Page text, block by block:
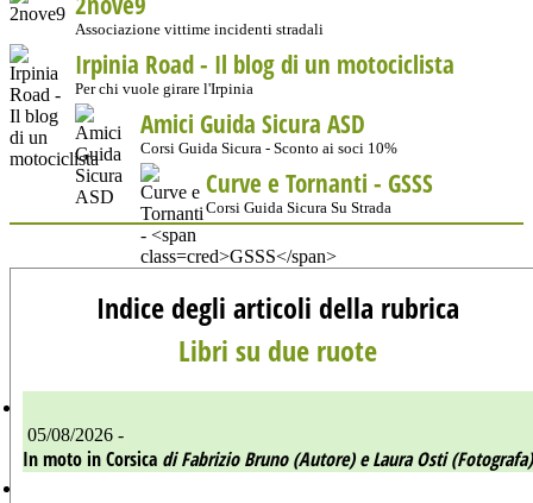
Associazione vittime incidenti stradali
Irpinia Road - Il blog di un motociclista
Per chi vuole girare l'Irpinia
Amici Guida Sicura ASD
Corsi Guida Sicura - Sconto ai soci 10%
Curve e Tornanti - GSSS
Corsi Guida Sicura Su Strada
Indice degli articoli della rubrica
Libri su due ruote
05/08/2026 -
In moto in Corsica di Fabrizio Bruno (Autore) e Laura Osti (Fotografa)